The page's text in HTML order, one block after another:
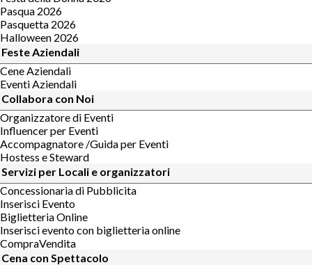
Pasqua 2026
Pasquetta 2026
Halloween 2026
Feste Aziendali
Cene Aziendali
Eventi Aziendali
Collabora con Noi
Organizzatore di Eventi
Influencer per Eventi
Accompagnatore /Guida per Eventi
Hostess e Steward
Servizi per Locali e organizzatori
Concessionaria di Pubblicita
Inserisci Evento
Biglietteria Online
Inserisci evento con biglietteria online
CompraVendita
Cena con Spettacolo